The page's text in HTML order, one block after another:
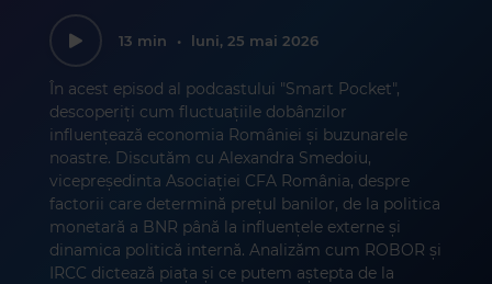
13 min • luni, 25 mai 2026
În acest episod al podcastului "Smart Pocket",
descoperiți cum fluctuațiile dobânzilor
influențează economia României și buzunarele
noastre. Discutăm cu Alexandra Smedoiu,
vicepreședinta Asociației CFA România, despre
factorii care determină prețul banilor, de la politica
monetară a BNR până la influențele externe și
dinamica politică internă. Analizăm cum ROBOR și
IRCC dictează piața și ce putem aștepta de la